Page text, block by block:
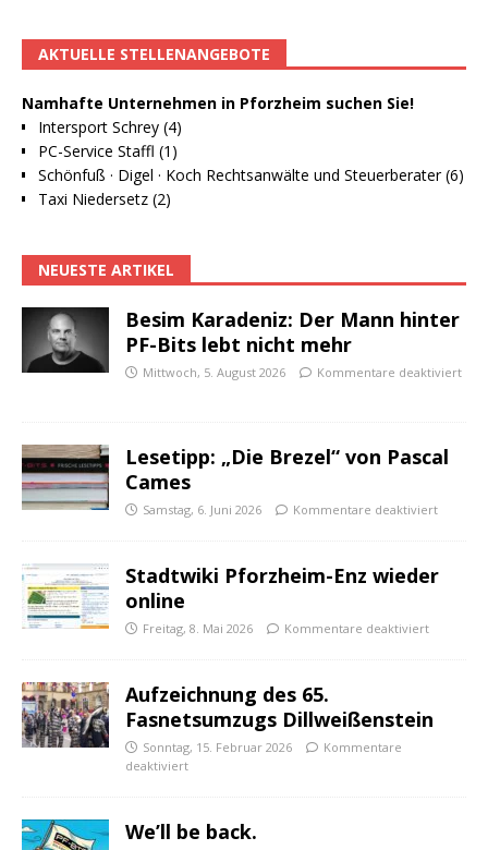
AKTUELLE STELLENANGEBOTE
Namhafte Unternehmen in Pforzheim suchen Sie!
Intersport Schrey (4)
PC-Service Staffl (1)
Schönfuß · Digel · Koch Rechtsanwälte und Steuerberater (6)
Taxi Niedersetz (2)
NEUESTE ARTIKEL
Besim Karadeniz: Der Mann hinter
PF-Bits lebt nicht mehr
Mittwoch, 5. August 2026 Kommentare deaktiviert
Lesetipp: „Die Brezel“ von Pascal
Cames
Samstag, 6. Juni 2026 Kommentare deaktiviert
Stadtwiki Pforzheim-Enz wieder
online
Freitag, 8. Mai 2026 Kommentare deaktiviert
Aufzeichnung des 65.
Fasnetsumzugs Dillweißenstein
Sonntag, 15. Februar 2026
Kommentare
deaktiviert
We’ll be back.